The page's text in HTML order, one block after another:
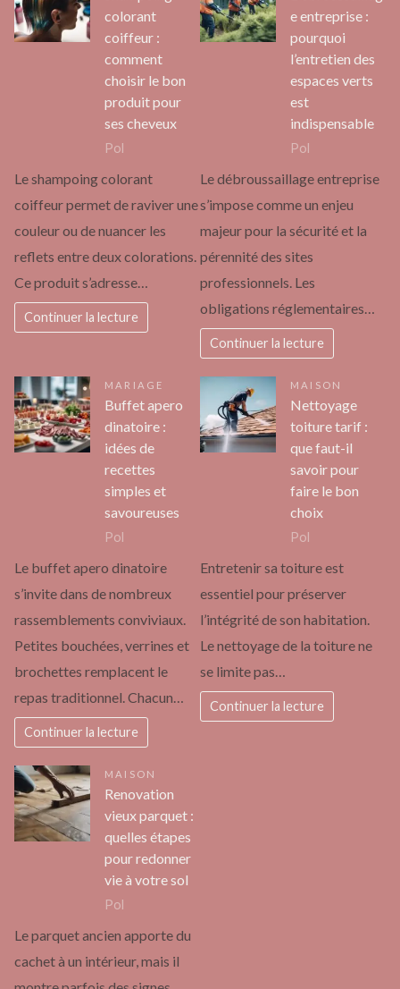
colorant
coiffeur :
comment
choisir le bon
produit pour
ses cheveux
Pol
Le shampoing colorant
coiffeur permet de raviver une
couleur ou de nuancer les
reflets entre deux colorations.
Ce produit s’adresse…
Continuer la lecture
e entreprise :
pourquoi
l’entretien des
espaces verts
est
indispensable
Pol
Le débroussaillage entreprise
s’impose comme un enjeu
majeur pour la sécurité et la
pérennité des sites
professionnels. Les
obligations réglementaires…
Continuer la lecture
MARIAGE
Buffet apero
dinatoire :
idées de
recettes
simples et
savoureuses
Pol
Le buffet apero dinatoire
s’invite dans de nombreux
rassemblements conviviaux.
Petites bouchées, verrines et
brochettes remplacent le
repas traditionnel. Chacun…
Continuer la lecture
MAISON
Nettoyage
toiture tarif :
que faut-il
savoir pour
faire le bon
choix
Pol
Entretenir sa toiture est
essentiel pour préserver
l’intégrité de son habitation.
Le nettoyage de la toiture ne
se limite pas…
Continuer la lecture
MAISON
Renovation
vieux parquet :
quelles étapes
pour redonner
vie à votre sol
Pol
Le parquet ancien apporte du
cachet à un intérieur, mais il